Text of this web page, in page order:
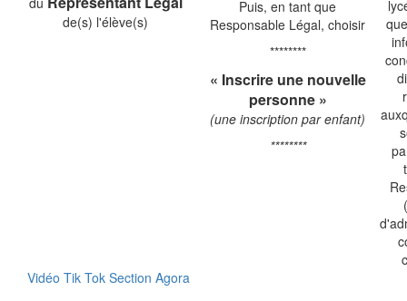
de(s) l'élève(s)
Puis, en tant que
Responsable Légal, choisir
********
« Inscrire une nouvelle
personne »
(une inscription par enfant)
********
Vidéo Tik Tok Section Agora